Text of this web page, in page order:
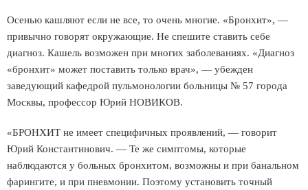
Осенью кашляют если не все, то очень многие. «Бронхит», —
привычно говорят окружающие. Не спешите ставить себе
диагноз. Кашель возможен при многих заболеваниях. «Диагноз
«бронхит» может поставить только врач», — убежден
заведующий кафедрой пульмонологии больницы № 57 города
Москвы, профессор Юрий НОВИКОВ.
«БРОНХИТ не имеет специфичных проявлений, — говорит
Юрий Константинович. — Те же симптомы, которые
наблюдаются у больных бронхитом, возможны и при банальном
фарингите, и при пневмонии. Поэтому установить точный